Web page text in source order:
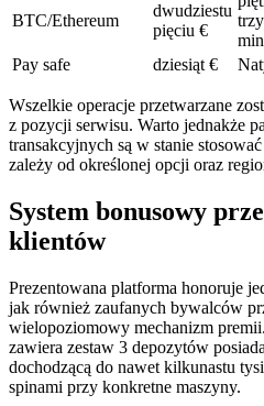
BTC/Ethereum
dwudziestu
pięciu €
Pay safe dziesiąt €
Wszelkie operacje przetwarzane
z pozycji serwisu. Warto jednakże
transakcyjnych są w stanie
zależy od określonej opcji oraz
System bonusowy
klientów
Prezentowana platforma honoruje
jak również zaufanych bywalców
wielopoziomowy mechanizm
zawiera zestaw 3 depozytów
dochodzącą do nawet kilkunastu
spinami przy konkretne maszyny.